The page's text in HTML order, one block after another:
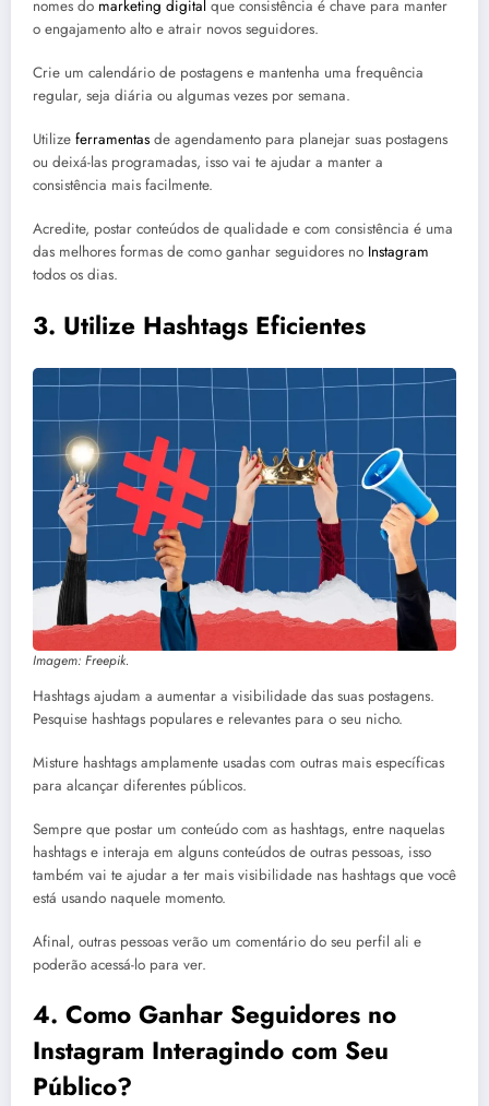
nomes do marketing digital que consistência é chave para manter
o engajamento alto e atrair novos seguidores.
Crie um calendário de postagens e mantenha uma frequência
regular, seja diária ou algumas vezes por semana.
Utilize ferramentas de agendamento para planejar suas postagens
ou deixá-las programadas, isso vai te ajudar a manter a
consistência mais facilmente.
Acredite, postar conteúdos de qualidade e com consistência é uma
das melhores formas de como ganhar seguidores no Instagram
todos os dias.
3. Utilize Hashtags Eficientes
Imagem: Freepik.
Hashtags ajudam a aumentar a visibilidade das suas postagens.
Pesquise hashtags populares e relevantes para o seu nicho.
Misture hashtags amplamente usadas com outras mais específicas
para alcançar diferentes públicos.
Sempre que postar um conteúdo com as hashtags, entre naquelas
hashtags e interaja em alguns conteúdos de outras pessoas, isso
também vai te ajudar a ter mais visibilidade nas hashtags que você
está usando naquele momento.
Afinal, outras pessoas verão um comentário do seu perfil ali e
poderão acessá-lo para ver.
4. Como Ganhar Seguidores no
Instagram Interagindo com Seu
Público?